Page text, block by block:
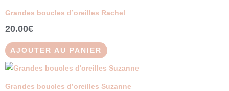
Grandes boucles d’oreilles Rachel
20.00€
AJOUTER AU PANIER
Grandes boucles d’oreilles Suzanne